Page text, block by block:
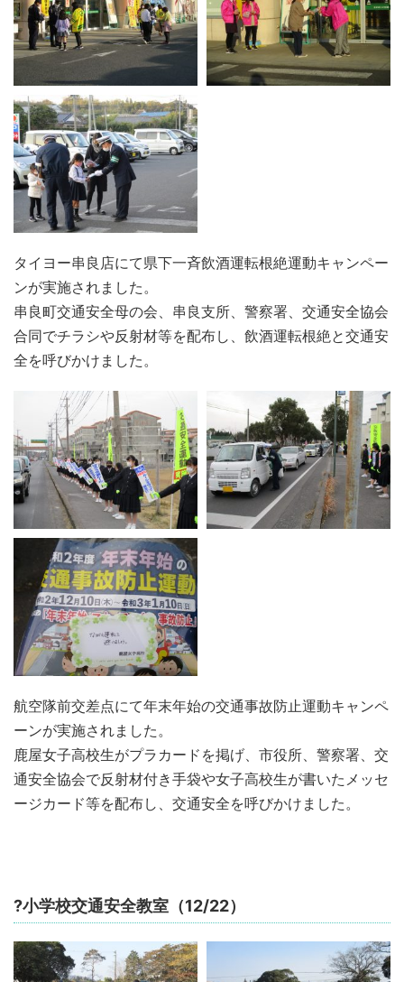
タイヨー串良店にて県下一斉飲酒運転根絶運動キャンペー
ンが実施されました。
串良町交通安全母の会、串良支所、警察署、交通安全協会
合同でチラシや反射材等を配布し、飲酒運転根絶と交通安
全を呼びかけました。
航空隊前交差点にて年末年始の交通事故防止運動キャンペ
ーンが実施されました。
鹿屋女子高校生がプラカードを掲げ、市役所、警察署、交
通安全協会で反射材付き手袋や女子高校生が書いたメッセ
ージカード等を配布し、交通安全を呼びかけました。
?小学校交通安全教室（12/22）